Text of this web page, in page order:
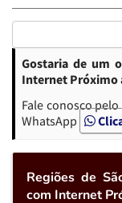
Gostaria de um
Internet Próximo
Fale conosco
WhatsApp
Regiões de
com Internet